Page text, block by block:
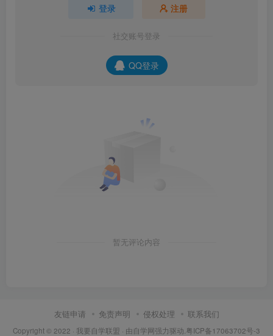
登录 注册
社交账号登录
QQ登录
暂无评论内容
友链申请 免责声明 侵权处理 联系我们
Copyright © 2022 · 我要自学联盟 · 由自学网强力驱动. 粤ICP备17063702号-3